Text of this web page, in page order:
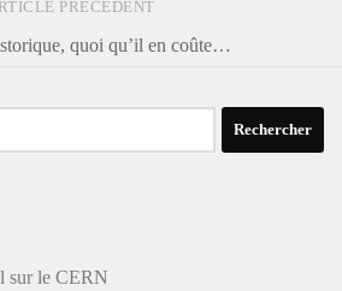
PRÉCÉDENT
quoi qu’il en coûte…
sur le CERN